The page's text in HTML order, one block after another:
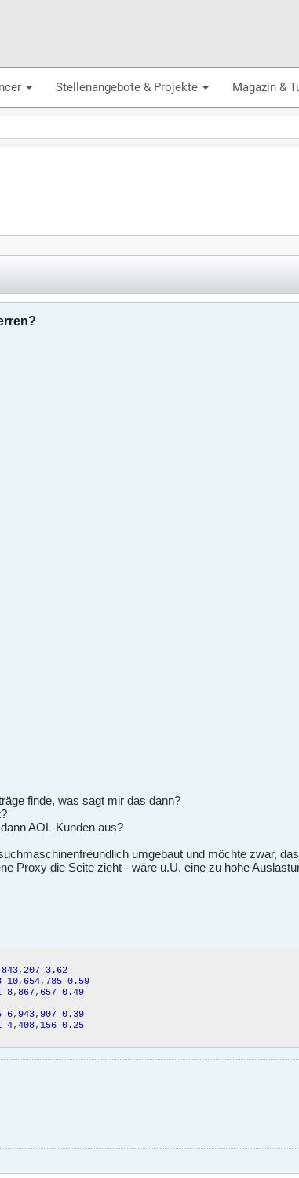
Stellenangebote & Projekte Magazin &
finde, was sagt mir das dann?
AOL-Kunden aus?
umgebaut und möchte zwar,
Proxy die Seite zieht - wäre u.U. eine zu hohe
843, 207 3.62
10, 654, 785 0.59
8, 867, 657 0.49
6, 943, 907 0.39
4, 408, 156 0.25